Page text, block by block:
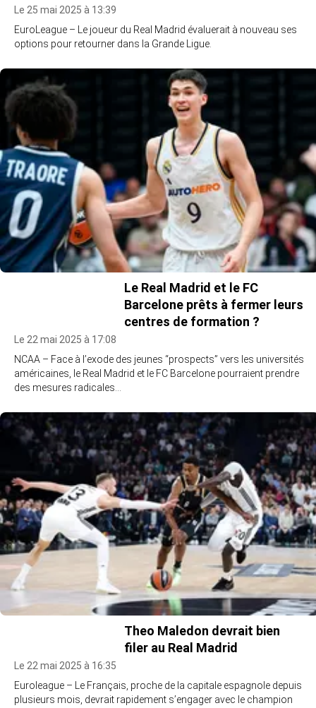
Le 25 mai 2025 à 13:39
EuroLeague – Le joueur du Real Madrid évaluerait à nouveau ses
options pour retourner dans la Grande Ligue.
Le Real Madrid et le FC
Barcelone prêts à fermer leurs
centres de formation ?
Le 22 mai 2025 à 17:08
NCAA – Face à l’exode des jeunes “prospects” vers les universités
américaines, le Real Madrid et le FC Barcelone pourraient prendre
des mesures radicales…
Theo Maledon devrait bien
filer au Real Madrid
Le 22 mai 2025 à 16:35
Euroleague – Le Français, proche de la capitale espagnole depuis
plusieurs mois, devrait rapidement s’engager avec le champion